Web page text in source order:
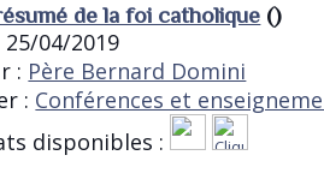
de la foi catholique ()
25/04/2019
: Père Bernard Domini
: Conférences et
disponibles :